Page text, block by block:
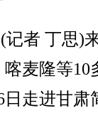
者 丁思)
麦隆等10
走进甘肃